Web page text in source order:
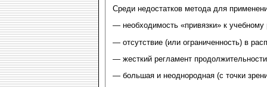
Среди недостатков метода для
— необходимость «привязки» к
— отсутствие (или ограниченность) в
— жесткий регламент
— большая и неоднородная (с точки